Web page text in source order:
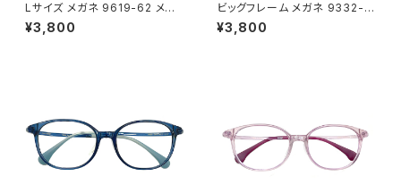
Lサイズ メガネ 9619-62 メン
ズ レディース ユニセックス 眼鏡
大きい フレーム 大きめ 幅広 幅
¥3,800
ビッグフレーム メガネ 9332-6
2 メンズ レディース ユニセック
ス 眼鏡 おしゃれ ビックフレーム
¥3,800